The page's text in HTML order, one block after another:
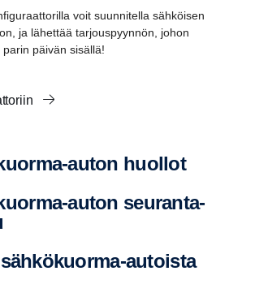
voit suunnitella sähköisen
ja lähettää tarjouspyynnön, johon
päivän sisällä!
​​auton huollot
sähkökuorma-​autoista